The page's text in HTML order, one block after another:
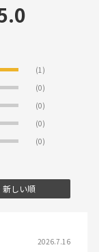
(1)
(0)
(0)
(0)
(0)
新しい順
2026.7.16